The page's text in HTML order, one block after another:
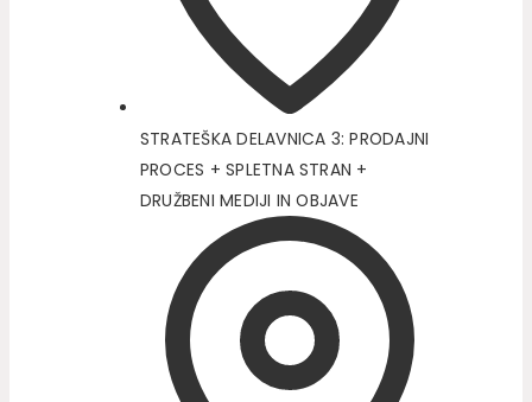
STRATEŠKA DELAVNICA 3: PRODAJNI
PROCES + SPLETNA STRAN +
DRUŽBENI MEDIJI IN OBJAVE